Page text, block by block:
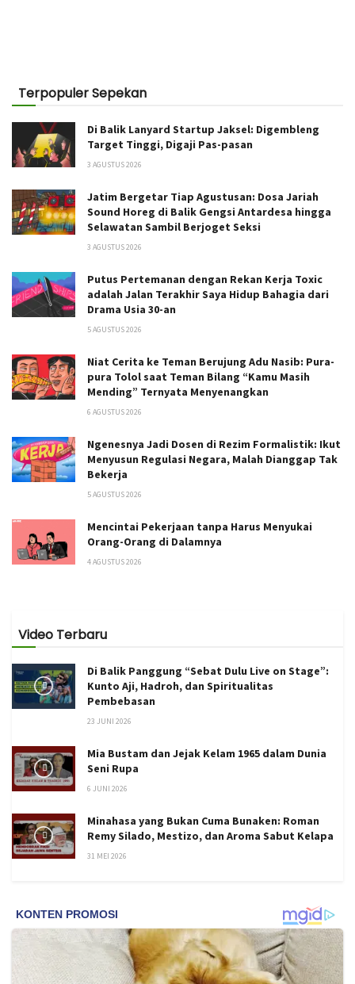
Terpopuler Sepekan
Di Balik Lanyard Startup Jaksel: Digembleng
Target Tinggi, Digaji Pas-pasan
3 AGUSTUS 2026
Jatim Bergetar Tiap Agustusan: Dosa Jariah
Sound Horeg di Balik Gengsi Antardesa hingga
Selawatan Sambil Berjoget Seksi
3 AGUSTUS 2026
Putus Pertemanan dengan Rekan Kerja Toxic
adalah Jalan Terakhir Saya Hidup Bahagia dari
Drama Usia 30-an
5 AGUSTUS 2026
Niat Cerita ke Teman Berujung Adu Nasib: Pura-
pura Tolol saat Teman Bilang “Kamu Masih
Mending” Ternyata Menyenangkan
6 AGUSTUS 2026
Ngenesnya Jadi Dosen di Rezim Formalistik: Ikut
Menyusun Regulasi Negara, Malah Dianggap Tak
Bekerja
5 AGUSTUS 2026
Mencintai Pekerjaan tanpa Harus Menyukai
Orang-Orang di Dalamnya
4 AGUSTUS 2026
Video Terbaru
Di Balik Panggung “Sebat Dulu Live on Stage”:
Kunto Aji, Hadroh, dan Spiritualitas
Pembebasan
23 JUNI 2026
Mia Bustam dan Jejak Kelam 1965 dalam Dunia
Seni Rupa
6 JUNI 2026
Minahasa yang Bukan Cuma Bunaken: Roman
Remy Silado, Mestizo, dan Aroma Sabut Kelapa
31 MEI 2026